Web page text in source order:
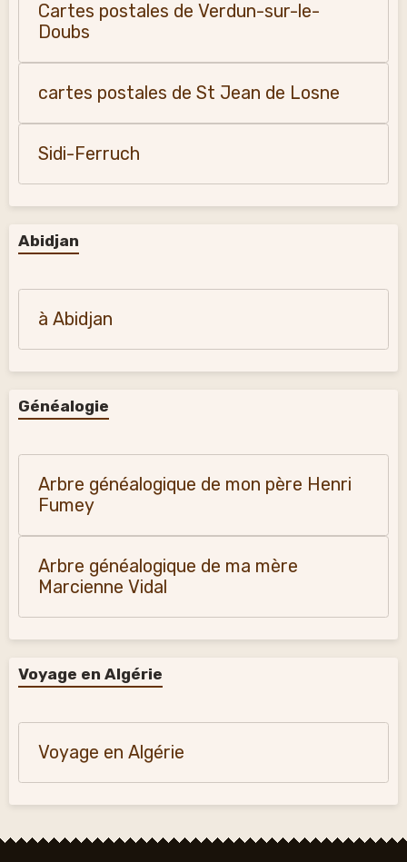
Cartes postales de Verdun-sur-le-
Doubs
cartes postales de St Jean de Losne
Sidi-Ferruch
Abidjan
à Abidjan
Généalogie
Arbre généalogique de mon père Henri
Fumey
Arbre généalogique de ma mère
Marcienne Vidal
Voyage en Algérie
Voyage en Algérie